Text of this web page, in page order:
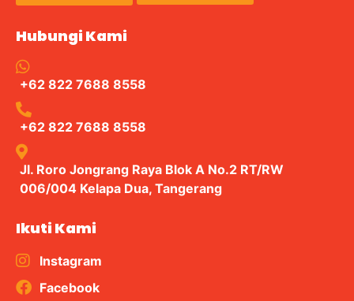
Hubungi Kami
+62 822 7688 8558
+62 822 7688 8558
Jl. Roro Jongrang Raya Blok A No.2 RT/RW
006/004 Kelapa Dua, Tangerang
Ikuti Kami
Instagram
Facebook